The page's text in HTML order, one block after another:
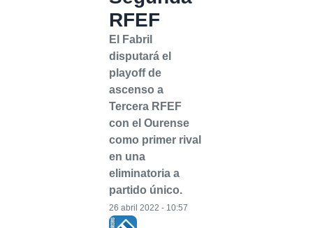
RFEF
El Fabril
disputará el
playoff de
ascenso a
Tercera RFEF
con el Ourense
como primer rival
en una
eliminatoria a
partido único.
26 abril 2022 - 10:57